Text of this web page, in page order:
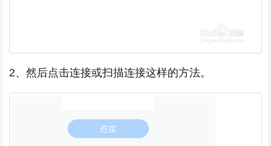
2、然后点击连接或扫描连接这样的方法。